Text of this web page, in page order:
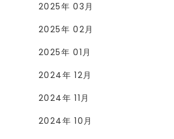
2025年 03月
2025年 02月
2025年 01月
2024年 12月
2024年 11月
2024年 10月